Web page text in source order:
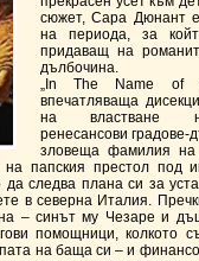
сюжет, Сара Дюнант
на периода, за
придаващ на
дълбочина.
„In The Name of
впечатляваща
на властване
ренесансови градове-
зловеща фамилия на
папския престол под
следва плана си за
в северна Италия.
– синът му Чезаре и
помощници, колкото
на баща си – и